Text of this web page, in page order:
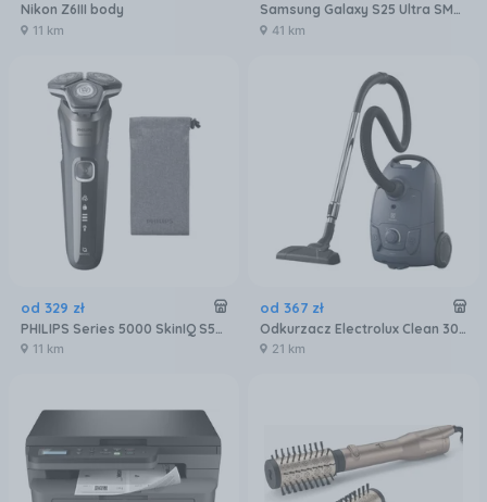
Nikon Z6III body
11 km
Samsung Galaxy S25 Ultra SM-S938 12/256GB Tytanowy Srebrny
41 km
od 329 zł
PHILIPS Series 5000 SkinIQ S5887/10
11 km
od 367 zł
Odkurzacz Electrolux Clean 300 EB31C1DB
21 km